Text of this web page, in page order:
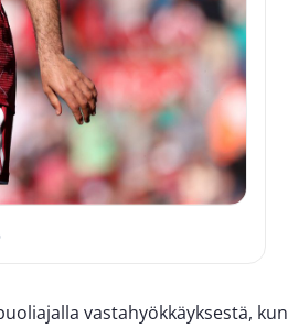
vastahyökkäyksestä, kun